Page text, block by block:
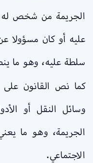
الجريمة من شخص له
عليه أو كان مسؤولا
سلطة عليه، وهو ما
كما نص القانون على
وسائل النقل أو
الجريمة، وهو ما
الاجتماعي.